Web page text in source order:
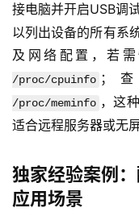
接电脑并开启USB调
以列出设备的所有系
及网络配置，若
/proc/cpuinfo ；
/proc/meminfo ，这
适合远程服务器或无
独家经验案例
应用场景